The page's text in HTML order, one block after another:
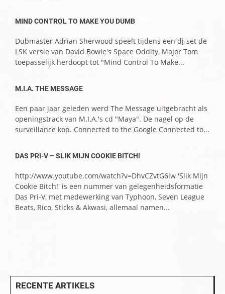
MIND CONTROL TO MAKE YOU DUMB
Dubmaster Adrian Sherwood speelt tijdens een dj-set de
LSK versie van David Bowie's Space Oddity, Major Tom
toepasselijk herdoopt tot "Mind Control To Make...
M.I.A. THE MESSAGE
Een paar jaar geleden werd The Message uitgebracht als
openingstrack van M.I.A.'s cd "Maya". De nagel op de
surveillance kop. Connected to the Google Connected to...
DAS PRI-V – SLIK MIJN COOKIE BITCH!
http://www.youtube.com/watch?v=DhvCZvtG6lw 'Slik Mijn
Cookie Bitch!' is een nummer van gelegenheidsformatie
Das Pri-V, met medewerking van Typhoon, Seven League
Beats, Rico, Sticks & Akwasi, allemaal namen...
RECENTE ARTIKELS